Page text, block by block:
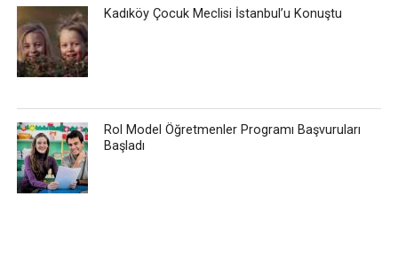
Kadıköy Çocuk Meclisi İstanbul’u Konuştu
Rol Model Öğretmenler Programı Başvuruları
Başladı